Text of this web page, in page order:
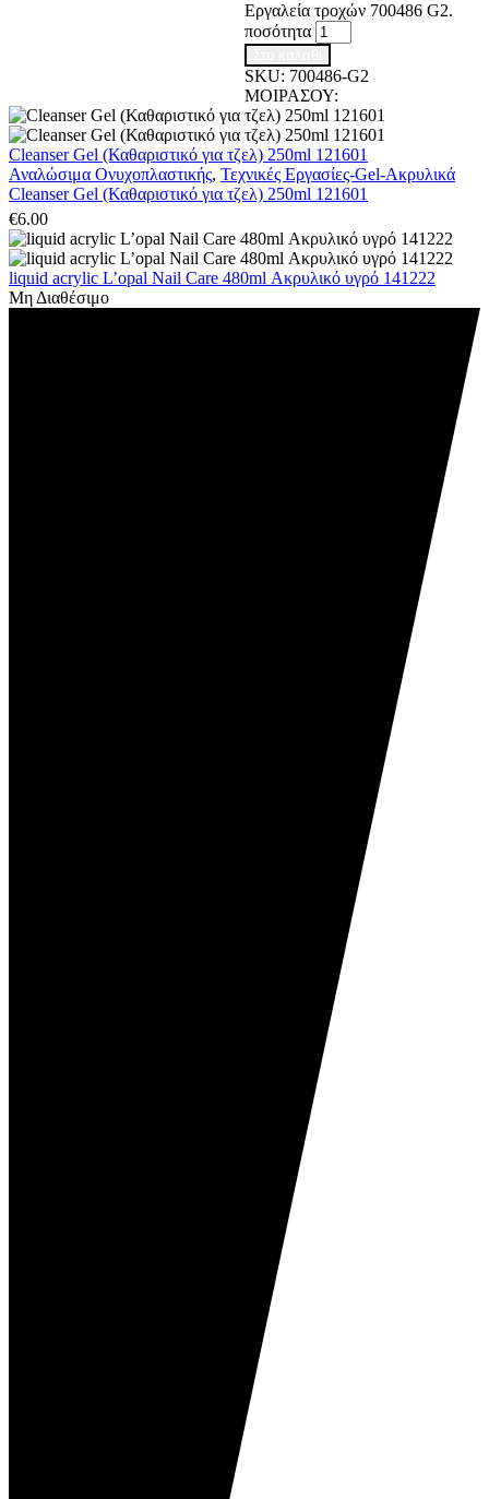
Εργαλεία τροχών 700486 G2.
ποσότητα
SKU: 700486-G2
ΜΟΙΡΑΣΟΥ:
Cleanser Gel (Καθαριστικό για τζελ) 250ml 121601
Αναλώσιμα Ονυχοπλαστικής, Τεχνικές Εργασίες-Gel-Ακρυλικά
Cleanser Gel (Καθαριστικό για τζελ) 250ml 121601
€6.00
liquid acrylic L’opal Nail Care 480ml Ακρυλικό υγρό 141222
Μη Διαθέσιμο